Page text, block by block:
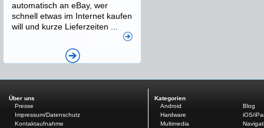
automatisch an eBay, wer
schnell etwas im Internet kaufen
will und kurze Lieferzeiten ...
Über uns
Presse
Impressum/Datenschutz
Kontaktaufnahme
Kategorien
Android
Blog
Hardware
iOS/
Multimedia